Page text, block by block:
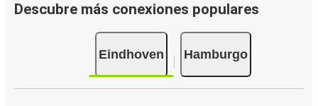
Descubre más conexiones populares
Eindhoven Hamburgo